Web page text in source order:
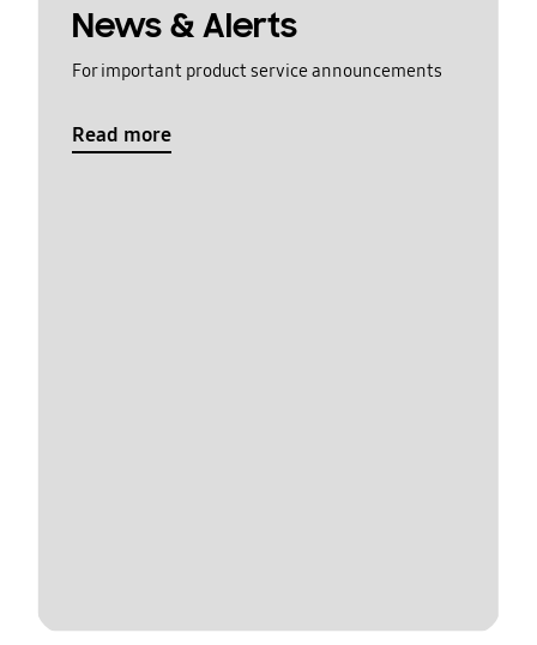
News & Alerts
For important product service announcements
Read more